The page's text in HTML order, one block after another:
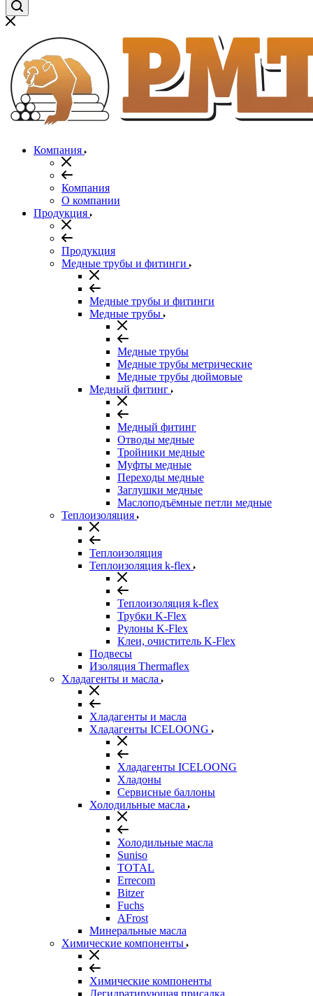
Компания
Компания
О компании
Продукция
Продукция
Медные трубы и фитинги
Медные трубы и фитинги
Медные трубы
Медные трубы
Медные трубы метрические
Медные трубы дюймовые
Медный фитинг
Медный фитинг
Отводы медные
Тройники медные
Муфты медные
Переходы медные
Заглушки медные
Маслоподъёмные петли медные
Теплоизоляция
Теплоизоляция
Теплоизоляция k-flex
Теплоизоляция k-flex
Трубки K-Flex
Рулоны K-Flex
Клеи, очиститель K-Flex
Подвесы
Изоляция Thermaflex
Хладагенты и масла
Хладагенты и масла
Хладагенты ICELOONG
Хладагенты ICELOONG
Хладоны
Сервисные баллоны
Холодильные масла
Холодильные масла
Suniso
TOTAL
Errecom
Bitzer
Fuchs
AFrost
Минеральные масла
Химические компоненты
Химические компоненты
Дегидратирующая присадка